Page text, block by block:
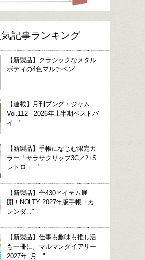
気記事ランキング
【新製品】クラシックなメタル
ボディの4色マルチペン"
【連載】月刊ブング・ジャム
Vol.112 2026年上半期ベストバ
イ..."
【新製品】手帳になじむ限定カ
ラー「サラサクリップ3C／2+S
レトロ・..."
【新製品】全430アイテム展
開！NOLTY 2027年版手帳・カ
レンダ..."
【新製品】仕事も趣味も推し活
も一冊に。マルマンダイアリー
2027年1月..."